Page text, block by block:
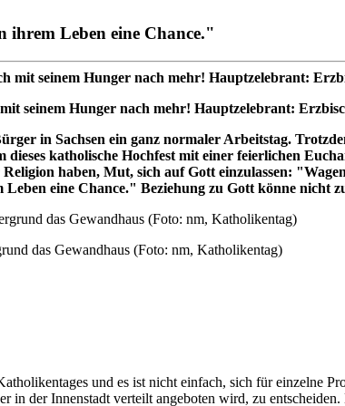
ihrem Leben eine Chance."
seinem Hunger nach mehr! Hauptzelebrant:
in Sachsen ein ganz normaler Arbeitstag.
katholische Hochfest mit einer feierlichen
haben, Mut, sich auf Gott einzulassen:
eine Chance." Beziehung zu Gott könne nicht
das Gewandhaus (Foto: nm, Katholikentag)
und es ist nicht einfach, sich für einzelne
in der Innenstadt verteilt angeboten wird, zu